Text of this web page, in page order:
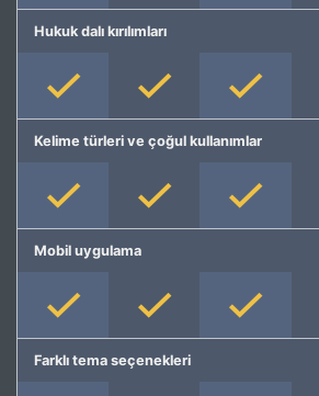
Hukuk dalı kırılımları
Kelime türleri ve çoğul kullanımlar
Mobil uygulama
Farklı tema seçenekleri